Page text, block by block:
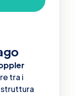
tra i